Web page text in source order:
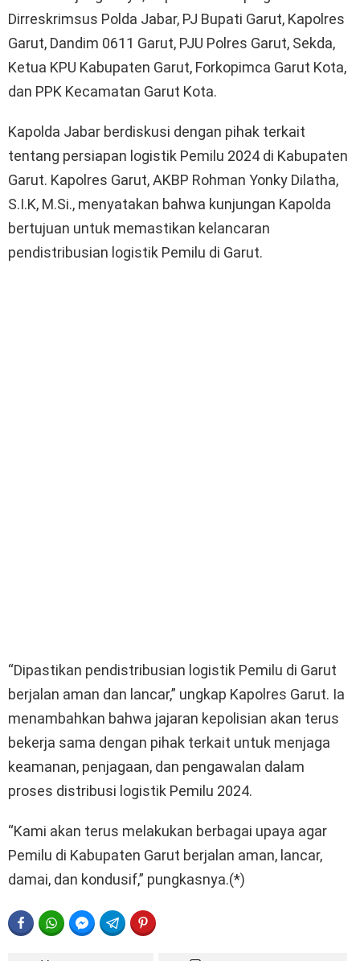
Dirreskrimsus Polda Jabar, PJ Bupati Garut, Kapolres
Garut, Dandim 0611 Garut, PJU Polres Garut, Sekda,
Ketua KPU Kabupaten Garut, Forkopimca Garut Kota,
dan PPK Kecamatan Garut Kota.
Kapolda Jabar berdiskusi dengan pihak terkait
tentang persiapan logistik Pemilu 2024 di Kabupaten
Garut. Kapolres Garut, AKBP Rohman Yonky Dilatha,
S.I.K, M.Si., menyatakan bahwa kunjungan Kapolda
bertujuan untuk memastikan kelancaran
pendistribusian logistik Pemilu di Garut.
“Dipastikan pendistribusian logistik Pemilu di Garut
berjalan aman dan lancar,” ungkap Kapolres Garut. Ia
menambahkan bahwa jajaran kepolisian akan terus
bekerja sama dengan pihak terkait untuk menjaga
keamanan, penjagaan, dan pengawalan dalam
proses distribusi logistik Pemilu 2024.
“Kami akan terus melakukan berbagai upaya agar
Pemilu di Kabupaten Garut berjalan aman, lancar,
damai, dan kondusif,” pungkasnya.(*)
FACEBOOKWHATSAPPFACEBOOK MESSENGER
TELEGRAM